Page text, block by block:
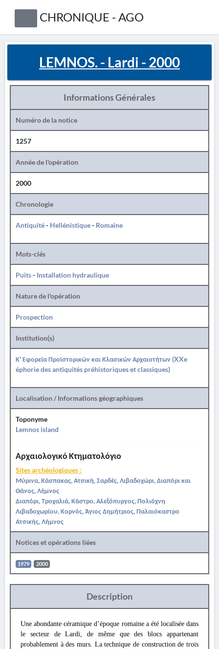
CHRONIQUE - AGO
LEMNOS. - Lardi - 2000
Informations Générales
Numéro de la notice
1257
Année de l'opération
2000
Chronologie
Antiquité- Hellénistique- Romaine
Mots-clés
Puits- Installation hydraulique
Nature de l'opération
Prospection
Institution(s)
Κ' Εφορεία Προϊστορικών και Κλασικών Αρχαιοτήτων (XXe
éphorie des antiquités préhistoriques et classiques)
Localisation / Informations géographiques
Toponyme
Lemnos island
Αρχαιολογικό Κτηματολόγιο
Sites archéologiques :
Μύρινα, Κάσπακας, Ατσική, Σαρδές, Λιβαδοχώρι, Διαπόρι και
Θάνος, Λήμνος
Διαπόρι, Τροχαλιά, Κάστρο, Αλεξόπυργος, Πολιόχνη
Λιβαδοχωρίου, Κορνός, Άγιος Δημήτριος, Παλαιόκαστρο
Ατσικής, Λήμνος
Notices et opérations liées
1979 2000
Description
Une abondante céramique d’époque romaine a été localisée dans
le secteur de Lardi, de même que des blocs appartenant
probablement à des murs. La technique de construction de trois